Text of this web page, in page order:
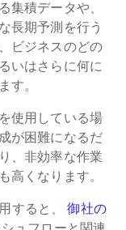
集積データや、
長期予測を行う
ビジネスのどの
いはさらに何に
す。
使用している場
が困難になるだ
、非効率な作業
高くなります。
すると、
御社の